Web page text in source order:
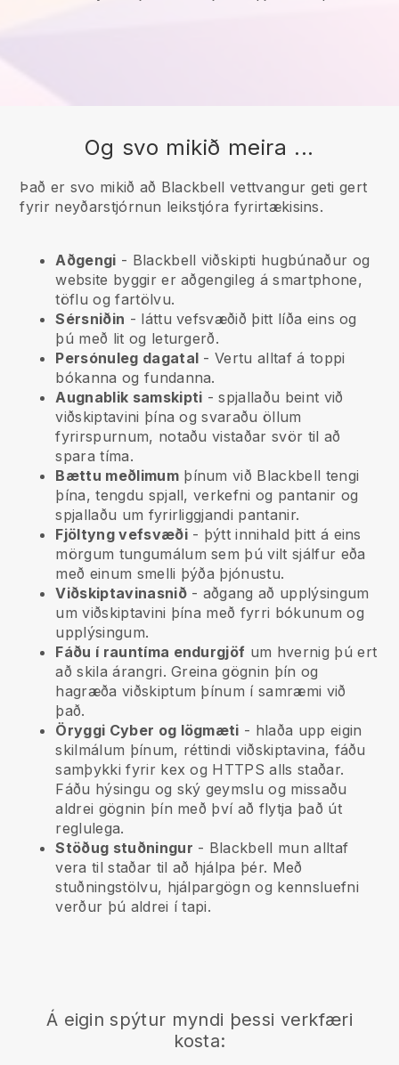
Og svo mikið meira ...
Það er svo mikið að Blackbell vettvangur geti gert
fyrir neyðarstjórnun leikstjóra fyrirtækisins.
Aðgengi - Blackbell viðskipti hugbúnaður og
website byggir er aðgengileg á smartphone,
töflu og fartölvu.
Sérsniðin - láttu vefsvæðið þitt líða eins og
þú með lit og leturgerð.
Persónuleg dagatal - Vertu alltaf á toppi
bókanna og fundanna.
Augnablik samskipti - spjallaðu beint við
viðskiptavini þína og svaraðu öllum
fyrirspurnum, notaðu vistaðar svör til að
spara tíma.
Bættu meðlimumþínum við Blackbell tengi
þína, tengdu spjall, verkefni og pantanir og
spjallaðu um fyrirliggjandi pantanir.
Fjöltyng vefsvæði- þýtt innihald þitt á eins
mörgum tungumálum sem þú vilt sjálfur eða
með einum smelli þýða þjónustu.
Viðskiptavinasnið- aðgang að upplýsingum
um viðskiptavini þína með fyrri bókunum og
upplýsingum.
Fáðu í rauntíma endurgjöf um hvernig þú ert
að skila árangri. Greina gögnin þín og
hagræða viðskiptum þínum í samræmi við
það.
Öryggi Cyber og lögmæti - hlaða upp eigin
skilmálum þínum, réttindi viðskiptavina, fáðu
samþykki fyrir kex og HTTPS alls staðar.
Fáðu hýsingu og ský geymslu og missaðu
aldrei gögnin þín með því að flytja það út
reglulega.
Stöðug stuðningur - Blackbell mun alltaf
vera til staðar til að hjálpa þér. Með
stuðningstölvu, hjálpargögn og kennsluefni
verður þú aldrei í tapi.
Á eigin spýtur myndi þessi verkfæri
kosta: